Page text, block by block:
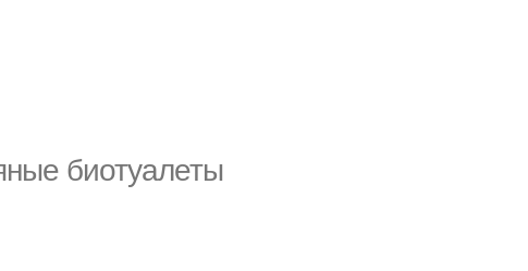
биотуалеты